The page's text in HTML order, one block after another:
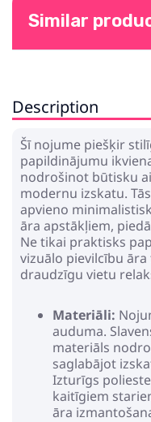
Similar
Description
Šī nojume piešķir
papildinājumu
nodrošinot būtisku
modernu izskatu.
apvieno
āra apstākļiem,
Ne tikai praktisks
vizuālo pievilcību
draudzīgu vietu
Materiāli:
auduma.
materiāls
saglabājot
Izturīgs
kaitīgiem
āra